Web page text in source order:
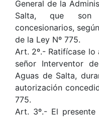
General de la
Salta, que son
concesionarios,
de la Ley Nº 775.
Art. 2º.- Ratifícase
señor Interventor
Aguas de Salta,
autorización
775.
Art. 3º.- El